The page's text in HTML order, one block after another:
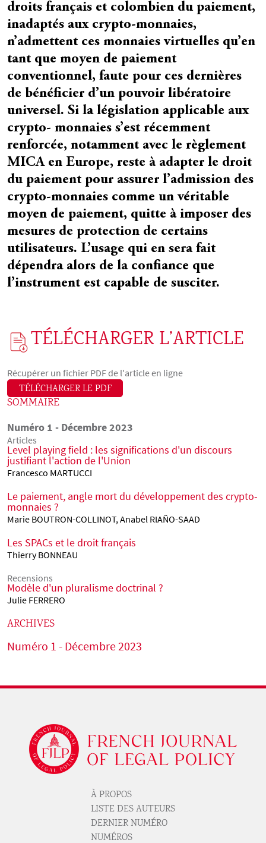
droits français et colombien du paiement,
inadaptés aux crypto-monnaies,
n’admettent ces monnaies virtuelles qu’en
tant que moyen de paiement
conventionnel, faute pour ces dernières
de bénéficier d’un pouvoir libératoire
universel. Si la législation applicable aux
crypto- monnaies s’est récemment
renforcée, notamment avec le règlement
MICA en Europe, reste à adapter le droit
du paiement pour assurer l’admission des
crypto-monnaies comme un véritable
moyen de paiement, quitte à imposer des
mesures de protection de certains
utilisateurs. L’usage qui en sera fait
dépendra alors de la confiance que
l’instrument est capable de susciter.
TÉLÉCHARGER L’ARTICLE
Récupérer un fichier PDF de l'article en ligne
TÉLÉCHARGER LE PDF
SOMMAIRE
Numéro 1 - Décembre 2023
Articles
Level playing field : les significations d'un discours
justifiant l'action de l'Union
Francesco MARTUCCI
Le paiement, angle mort du développement des crypto-
monnaies ?
Marie BOUTRON-COLLINOT, Anabel RIAÑO-SAAD
Les SPACs et le droit français
Thierry BONNEAU
Recensions
Modèle d'un pluralisme doctrinal ?
Julie FERRERO
ARCHIVES
Numéro 1 - Décembre 2023
Pied de page revue 1
À PROPOS
LISTE DES AUTEURS
DERNIER NUMÉRO
NUMÉROS